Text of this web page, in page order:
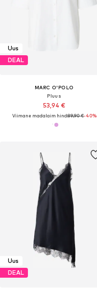
Uus
DEAL
MARC O'POLO
Pluus
53,94 €
Viimane madalaim hind:89,90 €-40%
Uus
DEAL